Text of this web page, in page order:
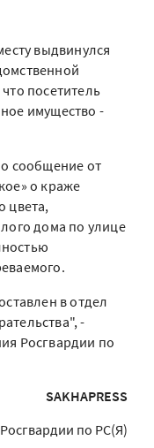
выдвинулся
посетитель
имущество -
сообщение от
о краже
цвета,
дома по улице
в отдел
-
Росгвардии по
SAKHAPRESS
по РС(Я)